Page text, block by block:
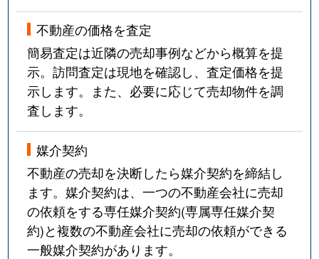
不動産の価格を査定
簡易査定は近隣の売却事例などから概算を提
示。訪問査定は現地を確認し、査定価格を提
示します。また、必要に応じて売却物件を調
査します。
媒介契約
不動産の売却を決断したら媒介契約を締結し
ます。媒介契約は、一つの不動産会社に売却
の依頼をする専任媒介契約(専属専任媒介契
約)と複数の不動産会社に売却の依頼ができる
一般媒介契約があります。